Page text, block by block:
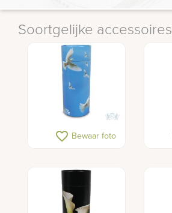
Soortgelijke accessoires
favorite_border Bewaar foto